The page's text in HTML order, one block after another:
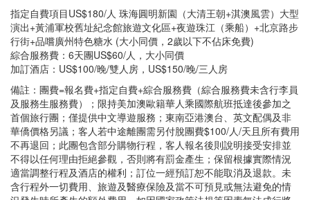
指定自費項目US$180/人 珠海圓明新園（大清王朝+淇澳風雲）大型
演出+黃浦軍校舊址紀念館旅遊文化區+夜遊珠江（乘船）+北京路步
行街+品嚐廣州特色糖水 (大小同價，2歲以下不佔床免費)
綜合服務費：6天團US$60/人，大小同價
加訂酒店：US$100/晚/雙人房，US$150/晚/三人房
備註：團費=報名費+指定自費+綜合服務費（綜合服務費未含行李員
及服務生服務費）；限持美加澳歐籍華人乘國際航班抵達後參加之
首個旅行團；僅提供中文導遊服務；東南亞港澳台、英文配偶及非
華僑價格另議；客人若中途離團需另付脫團費$100/人/天且所有費用
不再退回；此團包含部分購物行程，客人報名後則說明接受安排並
不得以任何理由拒絕參觀，否則將有罰金產生；保留根據實際情況
適當調整行程及酒店的權利；訂位一經預訂恕不能取消及退款。未
含行程外一切費用、旅遊及醫療保險及當不可預見或無法避免的情